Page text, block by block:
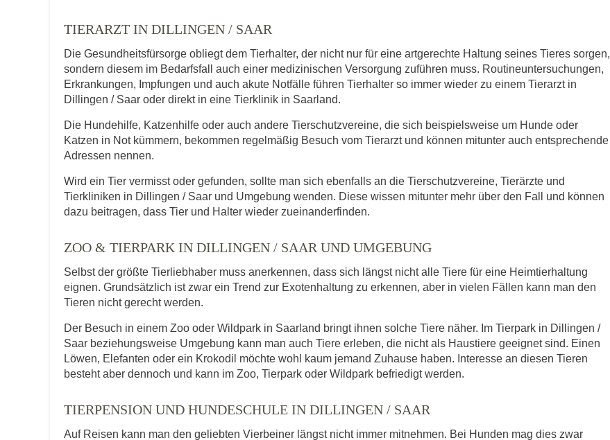
TIERARZT IN DILLINGEN / SAAR
Die Gesundheitsfürsorge obliegt dem Tierhalter, der nicht nur für eine artgerechte Haltung seines Tieres sorgen,
sondern diesem im Bedarfsfall auch einer medizinischen Versorgung zuführen muss. Routineuntersuchungen,
Erkrankungen, Impfungen und auch akute Notfälle führen Tierhalter so immer wieder zu einem Tierarzt in
Dillingen / Saar oder direkt in eine Tierklinik in Saarland.
Die Hundehilfe, Katzenhilfe oder auch andere Tierschutzvereine, die sich beispielsweise um Hunde oder
Katzen in Not kümmern, bekommen regelmäßig Besuch vom Tierarzt und können mitunter auch entsprechende
Adressen nennen.
Wird ein Tier vermisst oder gefunden, sollte man sich ebenfalls an die Tierschutzvereine, Tierärzte und
Tierkliniken in Dillingen / Saar und Umgebung wenden. Diese wissen mitunter mehr über den Fall und können
dazu beitragen, dass Tier und Halter wieder zueinanderfinden.
ZOO & TIERPARK IN DILLINGEN / SAAR UND UMGEBUNG
Selbst der größte Tierliebhaber muss anerkennen, dass sich längst nicht alle Tiere für eine Heimtierhaltung
eignen. Grundsätzlich ist zwar ein Trend zur Exotenhaltung zu erkennen, aber in vielen Fällen kann man den
Tieren nicht gerecht werden.
Der Besuch in einem Zoo oder Wildpark in Saarland bringt ihnen solche Tiere näher. Im Tierpark in Dillingen /
Saar beziehungsweise Umgebung kann man auch Tiere erleben, die nicht als Haustiere geeignet sind. Einen
Löwen, Elefanten oder ein Krokodil möchte wohl kaum jemand Zuhause haben. Interesse an diesen Tieren
besteht aber dennoch und kann im Zoo, Tierpark oder Wildpark befriedigt werden.
TIERPENSION UND HUNDESCHULE IN DILLINGEN / SAAR
Auf Reisen kann man den geliebten Vierbeiner längst nicht immer mitnehmen. Bei Hunden mag dies zwar